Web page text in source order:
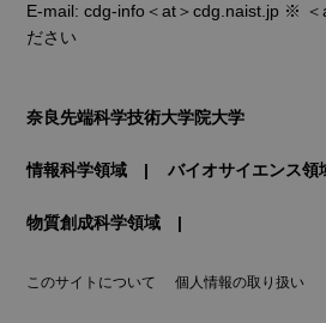
E-mail: cdg-info＜at＞cdg.naist.jp ※ ＜
ださい
奈良先端科学技術大学院大学
情報科学領域 バイオサイエンス領
物質創成科学領域
このサイトについて 個人情報の取り扱い